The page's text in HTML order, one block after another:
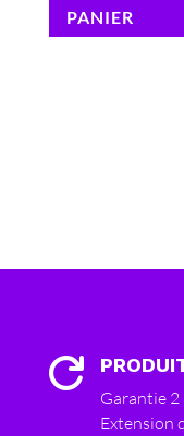
PANIER

Garantie 2
Extension